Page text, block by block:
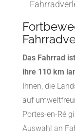
Das Fahrrad
ihre 110 km
Ihnen, die
auf
Portes-en-Ré
Auswahl an